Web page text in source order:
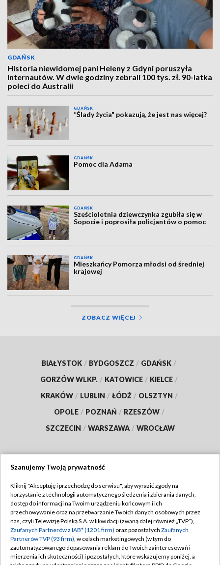
GDAŃSK
Historia niewidomej pani Heleny z Gdyni poruszyła
internautów. W dwie godziny zebrali 100 tys. zł. 90-latka
poleci do Australii
GDAŃSK
“Ślady życia" pokazują, że jest nas więcej?
GDAŃSK
Pomoc dla Adama
GDAŃSK
Sześcioletnia dziewczynka zgubiła się w
Sopocie i poprosiła policjantów o pomoc
GDAŃSK
Mieszkańcy Pomorza młodsi od średniej
krajowej
ZOBACZ WIĘCEJ
BIAŁYSTOK / BYDGOSZCZ / GDAŃSK /
GORZÓW WLKP. / KATOWICE / KIELCE /
KRAKÓW / LUBLIN / ŁÓDŹ / OLSZTYN /
OPOLE / POZNAŃ / RZESZÓW /
SZCZECIN / WARSZAWA / WROCŁAW
TVP
Abonament TVP
Emisja w TVP
Centrum informacji TVP
Naziemna Telewizja Cyfrowa
Regulamin TVP
Polityka prywatności
Moje zgody
Pomoc
Szanujemy Twoją prywatność
Kliknij "Akceptuję i przechodzę do serwisu", aby wyrazić zgody na
korzystanie z technologii automatycznego śledzenia i zbierania danych,
dostęp do informacji na Twoim urządzeniu końcowym i ich
przechowywanie oraz na przetwarzanie Twoich danych osobowych przez
nas, czyli Telewizję Polską S.A. w likwidacji (zwaną dalej również „TVP”),
Zaufanych Partnerów z IAB* (1201 firm) oraz pozostałych Zaufanych
Partnerów TVP (93 firm), w celach marketingowych (w tym do
zautomatyzowanego dopasowania reklam do Twoich zainteresowań i
mierzenia ich skuteczności) i pozostałych, które wskazujemy poniżej, a